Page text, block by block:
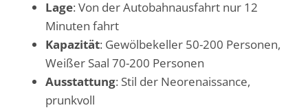
Lage: Von der Autobahnausfahrt nur 12
Minuten fahrt
Kapazität: Gewölbekeller 50-200 Personen,
Weißer Saal 70-200 Personen
Ausstattung: Stil der Neorenaissance,
prunkvoll